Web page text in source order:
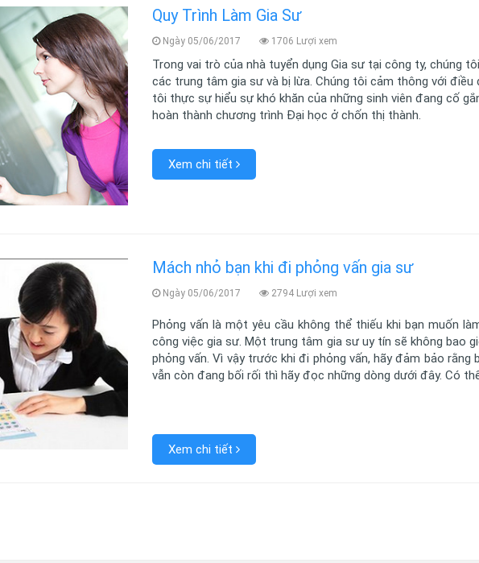
Quy Trình Làm Gia Sư
Ngày 05/06/2017 1706 Lượi xem
Trong vai trò của nhà tuyển dụng Gia sư tại công ty, chúng
các trung tâm gia sư và bị lừa. Chúng tôi cảm thông với
tôi thực sự hiểu sự khó khăn của những sinh viên đang cố
hoàn thành chương trình Đại học ở chốn thị thành.
Xem chi tiết
Mách nhỏ bạn khi đi phỏng vấn gia sư
Ngày 05/06/2017 2794 Lượi xem
Phỏng vấn là một yêu cầu không thể thiếu khi bạn muốn
công việc gia sư. Một trung tâm gia sư uy tín sẽ không bao
phỏng vấn. Vì vậy trước khi đi phỏng vấn, hãy đảm bảo
vẫn còn đang bối rối thì hãy đọc những dòng dưới đây. Có
Xem chi tiết